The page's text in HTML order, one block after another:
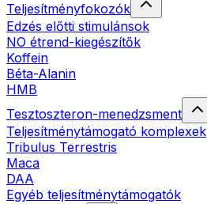
Teljesítményfokozók
Edzés előtti stimulánsok
NO étrend-kiegészítők
Koffein
Béta-Alanin
HMB
Tesztoszteron-menedzsment
Teljesítménytámogató komplexek
Tribulus Terrestris
Maca
DAA
Egyéb teljesítménytámogatók